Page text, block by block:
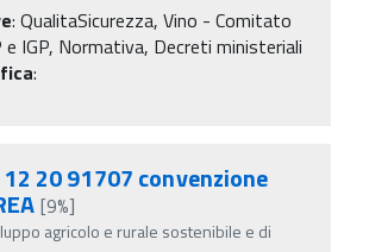
: QualitaSicurezza, Vino - Comitato
e IGP, Normativa, Decreti ministeriali
:
12 20 91707 convenzione
[9%]
agricolo e rurale sostenibile e di